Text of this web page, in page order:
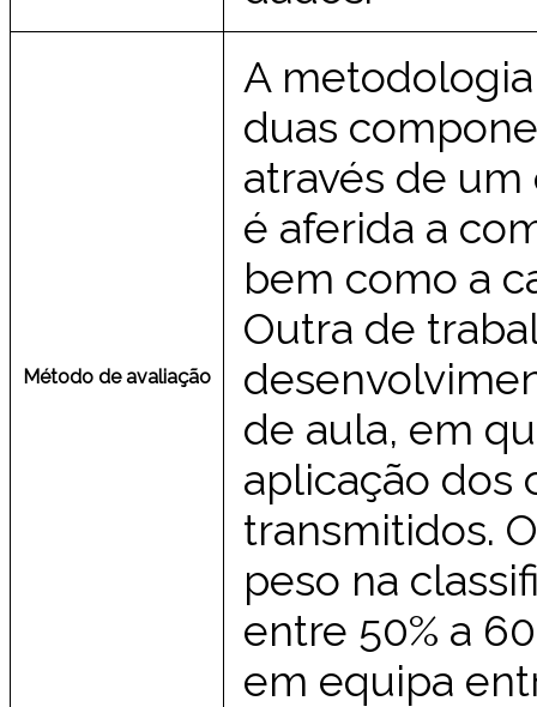
Método de avaliação
A
duas
através de
é aferida a
bem como a
Outra de
de aula, em
aplicação dos
transmitidos.
peso na
entre 50% a
em equipa